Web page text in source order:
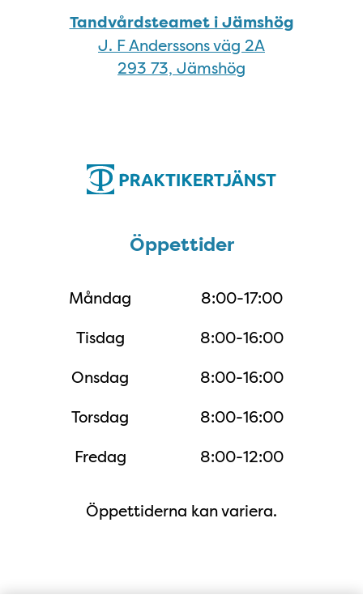
Tandvårdsteamet i Jämshög
J. F Anderssons väg 2A
293 73, Jämshög
Öppettider
Måndag
8:00-17:00
Tisdag
8:00-16:00
Onsdag
8:00-16:00
Torsdag
8:00-16:00
Fredag
8:00-12:00
Öppettiderna kan variera.
Karta